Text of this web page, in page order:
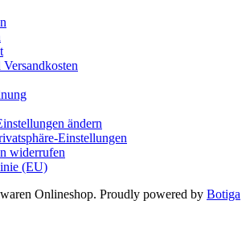
ändern
Einstellungen
widerrufen
(EU)
Onlineshop. Proudly powered by Botiga